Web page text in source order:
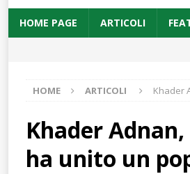
HOME PAGE ARTICOLI
HOME ARTICOLI Khader
Khader
ha unito un